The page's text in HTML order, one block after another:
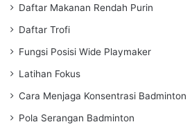
Daftar Makanan Rendah Purin
Daftar Trofi
Fungsi Posisi Wide Playmaker
Latihan Fokus
Cara Menjaga Konsentrasi Badminton
Pola Serangan Badminton